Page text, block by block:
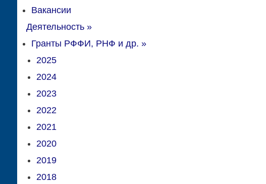
Вакансии
Деятельность»
Гранты РФФИ, РНФ и др. »
2025
2024
2023
2022
2021
2020
2019
2018